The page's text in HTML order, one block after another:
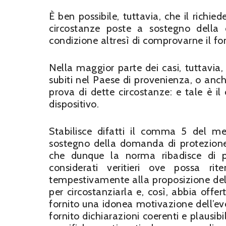
È ben possibile, tuttavia, che il
circostanze poste a sostegno
condizione altresì di comprovarne il
Nella maggior parte dei casi,
subiti nel Paese di provenienza, o
prova di dette circostanze: e tale è
dispositivo.
Stabilisce difatti il comma 5 del
sostegno della domanda di
che dunque la norma ribadisce di
considerati veritieri ove possa
tempestivamente alla proposizione
per circostanziarla e, così, abbia
fornito una idonea motivazione
fornito dichiarazioni coerenti e